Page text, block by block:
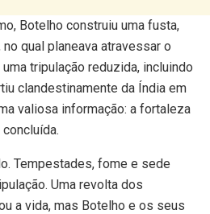
Botelho construiu uma fusta,
qual planeava atravessar o
tripulação reduzida, incluindo
clandestinamente da Índia em
valiosa informação: a fortaleza
Tempestades, fome e sede
Uma revolta dos
a vida, mas Botelho e os seus